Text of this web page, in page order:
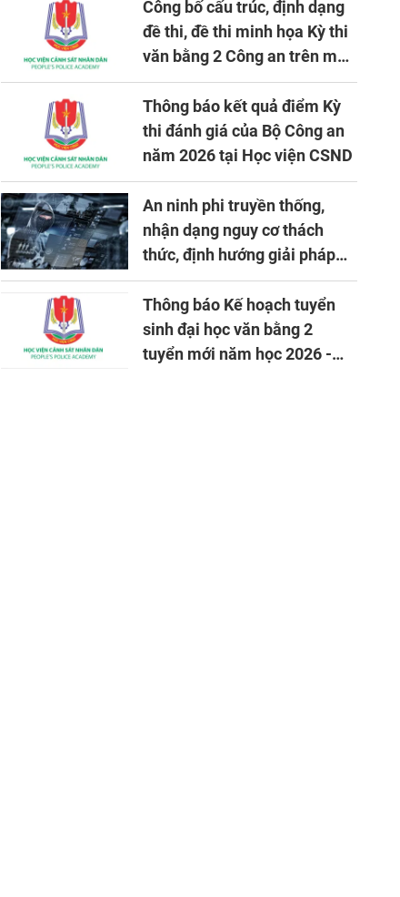
CSND năm học 2026 - 2027
Công bố cấu trúc, định dạng
đề thi, đề thi minh họa Kỳ thi
văn bằng 2 Công an trên máy
tính
Thông báo kết quả điểm Kỳ
thi đánh giá của Bộ Công an
năm 2026 tại Học viện CSND
An ninh phi truyền thống,
nhận dạng nguy cơ thách
thức, định hướng giải pháp
đảm bảo an ninh quốc gia
trong tình hình hiện nay
Thông báo Kế hoạch tuyển
sinh đại học văn bằng 2
tuyển mới năm học 2026 -